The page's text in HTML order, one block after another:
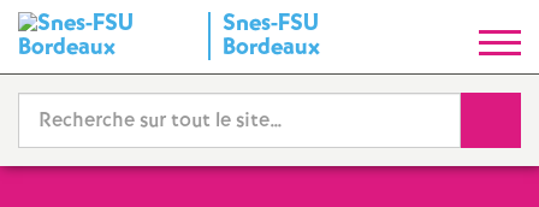
Snes-FSU
Bordeaux
y
n